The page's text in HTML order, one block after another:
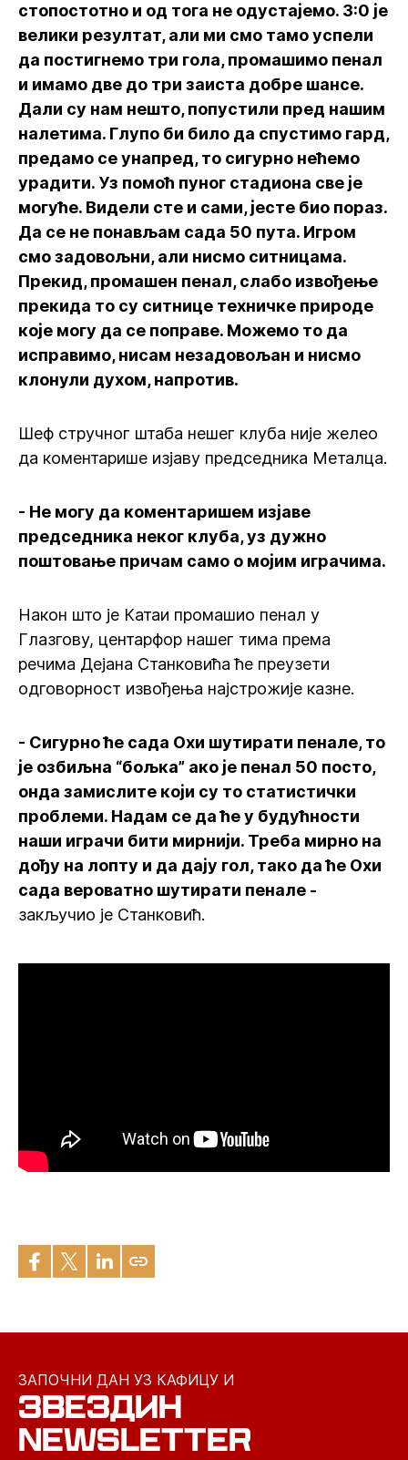
стопостотно и од тога не одустајемо. 3:0 је
велики резултат, али ми смо тамо успели
да постигнемо три гола, промашимо пенал
и имамо две до три заиста добре шансе.
Дали су нам нешто, попустили пред нашим
налетима. Глупо би било да спустимо гард,
предамо се унапред, то сигурно нећемо
урадити. Уз помоћ пуног стадиона све је
могуће. Видели сте и сами, јесте био пораз.
Да се не понављам сада 50 пута. Игром
смо задовољни, али нисмо ситницама.
Прекид, промашен пенал, слабо извођење
прекида то су ситнице техничке природе
које могу да се поправе. Можемо то да
исправимо, нисам незадовољан и нисмо
клонули духом, напротив.
Шеф стручног штаба нешег клуба није желео
да коментарише изјаву председника Металца.
- Не могу да коментаришем изјаве
председника неког клуба, уз дужно
поштовање причам само о мојим играчима.
Након што је Катаи промашио пенал у
Глазгову, центарфор нашег тима према
речима Дејана Станковића ће преузети
одговорност извођења најстрожије казне.
- Сигурно ће сада Охи шутирати пенале, то
је озбиљна “бољка” ако је пенал 50 посто,
онда замислите који су то статистички
проблеми. Надам се да ће у будућности
наши играчи бити мирнији. Треба мирно на
дођу на лопту и да дају гол, тако да ће Охи
сада вероватно шутирати пенале -
закључио је Станковић.
ЗАПОЧНИ ДАН УЗ КАФИЦУ И
ЗВЕЗДИН
NEWSLETTER